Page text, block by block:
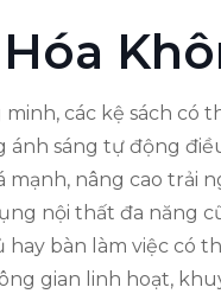
các kệ sách có
ánh sáng tự động
mạnh, nâng cao trải
nội thất đa năng
bàn làm việc có
gian linh hoạt,